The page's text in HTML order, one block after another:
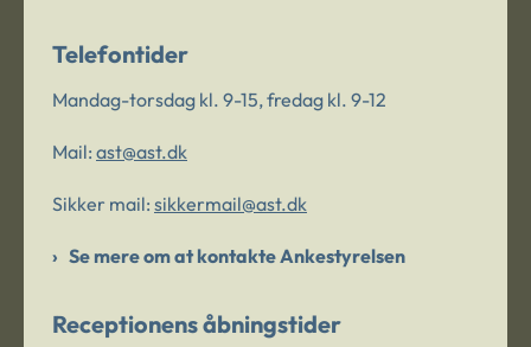
Telefontider
Mandag-torsdag kl. 9-15, fredag kl. 9-12
Mail: ast@ast.dk
Sikker mail: sikkermail@ast.dk
Se mere om at kontakte Ankestyrelsen
Receptionens åbningstider